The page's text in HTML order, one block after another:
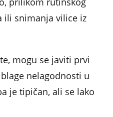
ili snimanja vilice iz
mogu se javiti prvi
nelagodnosti u
je tipičan, ali se lako